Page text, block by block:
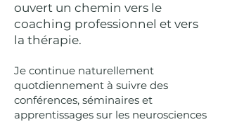
ouvert un chemin vers le
coaching professionnel et vers
la thérapie.
Je continue naturellement
quotdiennement à suivre des
conférences, séminaires et
apprentissages sur les neurosciences